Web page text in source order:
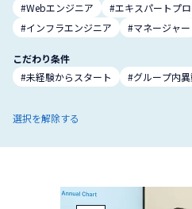
#Webエンジニア
#エキスパートプ
#インフラエンジニア
#マネージャー
こだわり条件
#未経験からスタート
#グループ内
選択を解除する